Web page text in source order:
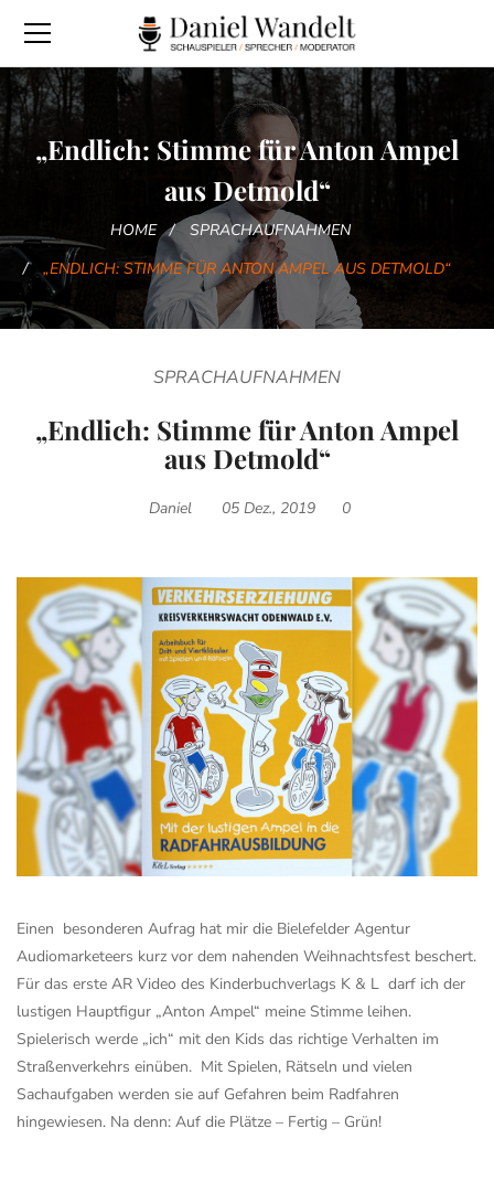
„Endlich: Stimme für Anton Ampel
aus Detmold“
HOME
SPRACHAUFNAHMEN
„ENDLICH: STIMME FÜR ANTON AMPEL AUS DETMOLD“
SPRACHAUFNAHMEN
„Endlich: Stimme für Anton Ampel
aus Detmold“
Daniel 05 Dez., 2019 0
Einen besonderen Aufrag hat mir die Bielefelder Agentur
Audiomarketeers kurz vor dem nahenden Weihnachtsfest beschert.
Für das erste AR Video des Kinderbuchverlags K & L darf ich der
lustigen Hauptfigur „Anton Ampel“ meine Stimme leihen.
Spielerisch werde „ich“ mit den Kids das richtige Verhalten im
Straßenverkehrs einüben. Mit Spielen, Rätseln und vielen
Sachaufgaben werden sie auf Gefahren beim Radfahren
hingewiesen. Na denn: Auf die Plätze – Fertig – Grün!